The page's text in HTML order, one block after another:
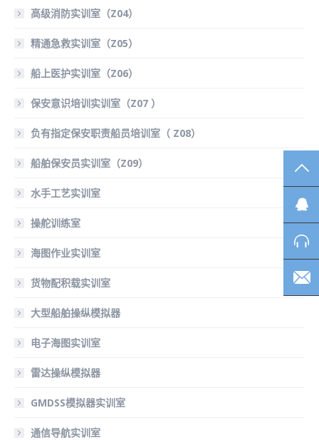
高级消防实训室（Z04）
精通急救实训室（Z05）
船上医护实训室（Z06）
保安意识培训实训室（Z07 ）
负有指定保安职责船员培训室（ Z08）
船舶保安员实训室（Z09）
水手工艺实训室
操舵训练室
海图作业实训室
货物配积载实训室
大型船舶操纵模拟器
电子海图实训室
雷达操纵模拟器
GMDSS模拟器实训室
通信导航实训室